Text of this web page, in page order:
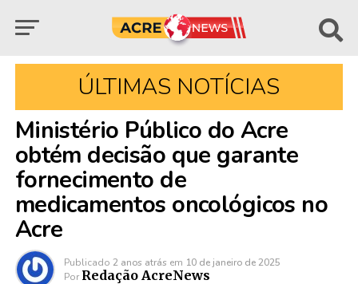
ÚLTIMAS NOTÍCIAS
Ministério Público do Acre
obtém decisão que garante
fornecimento de
medicamentos oncológicos no
Acre
Publicado 2 anos atrás em 10 de janeiro de 2025
Por Redação AcreNews